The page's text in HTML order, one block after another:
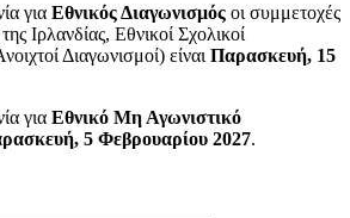
για Εθνικός Διαγωνισμός οι συμμετοχές
Ιρλανδίας, Εθνικοί Σχολικοί
Διαγωνισμοί) είναι Παρασκευή, 15
για Εθνικό Μη Αγωνιστικό
5 Φεβρουαρίου 2027.